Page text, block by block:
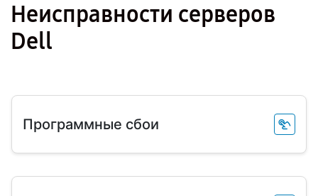
Неисправности серверов
Dell
Программные сбои